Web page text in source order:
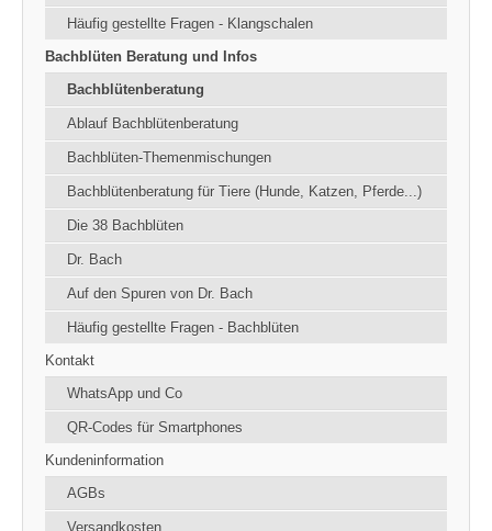
Häufig gestellte Fragen - Klangschalen
Bachblüten Beratung und Infos
Bachblütenberatung
Ablauf Bachblütenberatung
Bachblüten-Themenmischungen
Bachblütenberatung für Tiere (Hunde, Katzen, Pferde...)
Die 38 Bachblüten
Dr. Bach
Auf den Spuren von Dr. Bach
Häufig gestellte Fragen - Bachblüten
Kontakt
WhatsApp und Co
QR-Codes für Smartphones
Kundeninformation
AGBs
Versandkosten